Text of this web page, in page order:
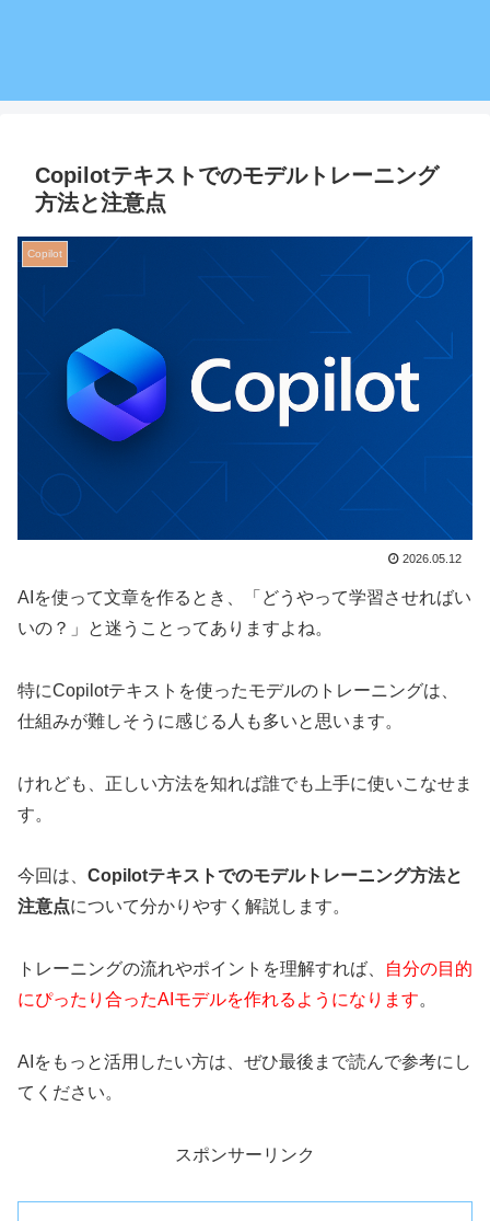
Copilotテキストでのモデルトレーニング
方法と注意点
Copilot
2026.05.12
AIを使って文章を作るとき、「どうやって学習させればい
いの？」と迷うことってありますよね。
特にCopilotテキストを使ったモデルのトレーニングは、
仕組みが難しそうに感じる人も多いと思います。
けれども、正しい方法を知れば誰でも上手に使いこなせま
す。
今回は、 Copilotテキストでのモデルトレーニング方法と
注意点について分かりやすく解説します。
トレーニングの流れやポイントを理解すれば、
自分の目的
にぴったり合ったAIモデルを作れるようになります。
AIをもっと活用したい方は、ぜひ最後まで読んで参考にし
てください。
スポンサーリンク